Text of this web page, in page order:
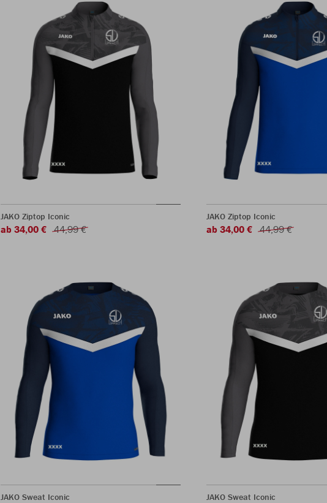
JAKO Ziptop Iconic
ab 34,00 € 44,99 €
JAKO Ziptop Iconic
ab 34,00 € 44,99 €
JAKO Sweat Iconic JAKO Sweat Iconic